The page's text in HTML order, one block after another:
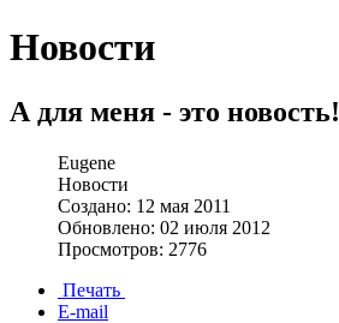
Новости
А для меня - это новость!
Eugene
Новости
Создано: 12 мая 2011
Обновлено: 02 июля 2012
Просмотров: 2776
Печать
E-mail